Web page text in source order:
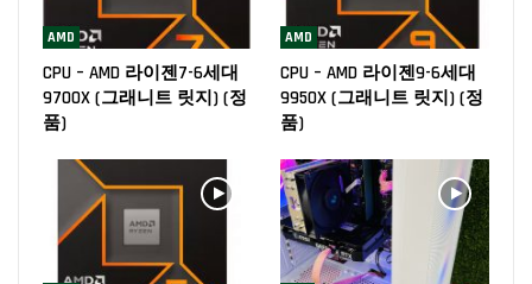
AMD
CPU – AMD 라이젠7-6세대
9700X (그래니트 릿지) (정
품)
AMD
CPU – AMD 라이젠9-6세대
9950X (그래니트 릿지) (정
품)